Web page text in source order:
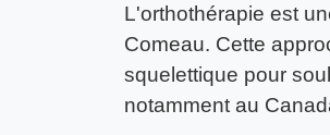
L'orthothérapie est
Comeau. Cette
squelettique pour
notamment au